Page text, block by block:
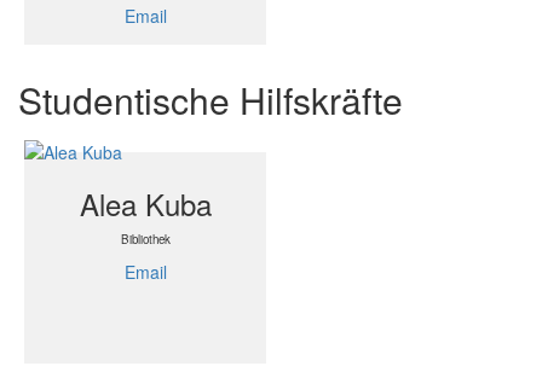
Email
Studentische Hilfskräfte
Alea Kuba
Bibliothek
Email